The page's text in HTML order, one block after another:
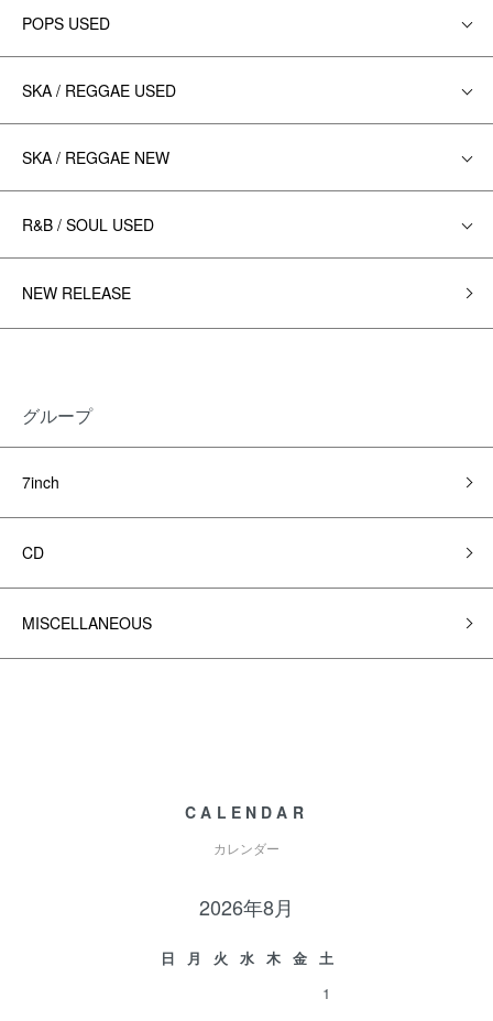
POPS USED
SKA / REGGAE USED
SKA / REGGAE NEW
R&B / SOUL USED
NEW RELEASE
グループ
7inch
CD
MISCELLANEOUS
CALENDAR
カレンダー
2026年8月
日 月 火 水 木 金
土
1